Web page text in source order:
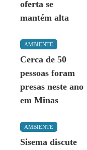
oferta se
mantém alta
AMBIENTE
Cerca de 50
pessoas foram
presas neste ano
em Minas
AMBIENTE
Sisema discute